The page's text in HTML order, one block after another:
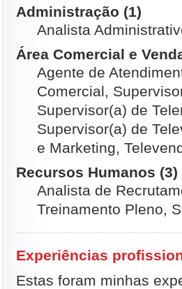
Administração (1)
Analista
Área Comercial e
Agente de
Comercial,
Supervisor(a) de
Supervisor(a) de
e Marketing,
Recursos Humanos (3)
Analista de
Treinamento Pleno,
Experiências
Estas foram minhas